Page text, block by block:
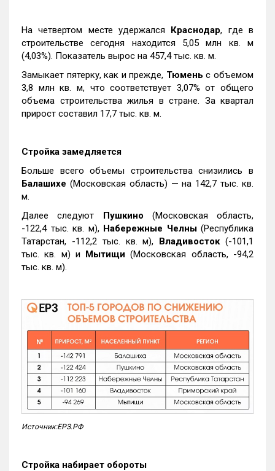
На четвертом месте удержался Краснодар, где в
строительстве сегодня находится 5,05 млн кв. м
(4,03%). Показатель вырос на 457,4 тыс. кв. м.
Замыкает пятерку, как и прежде, Тюмень с объемом
3,8 млн кв. м, что соответствует 3,07% от общего
объема строительства жилья в стране. За квартал
прирост составил 17,7 тыс. кв. м.
Стройка замедляется
Больше всего объемы строительства снизились в
Балашихе (Московская область) — на 142,7 тыс. кв.
м.
Далее следуют Пушкино (Московская область,
-122,4 тыс. кв. м), Набережные Челны(Республика
Татарстан, -112,2 тыс. кв. м), Владивосток(-101,1
тыс. кв. м) и Мытищи (Московская область, -94,2
тыс. кв. м).
Источник:ЕРЗ.РФ
Стройка набирает обороты